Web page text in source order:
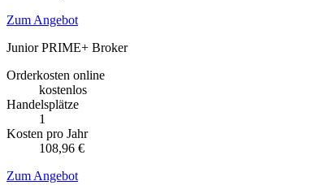
Zum Angebot
Junior PRIME+ Broker
Orderkosten online
kostenlos
Handelsplätze
1
Kosten pro Jahr
108,96 €
Zum Angebot